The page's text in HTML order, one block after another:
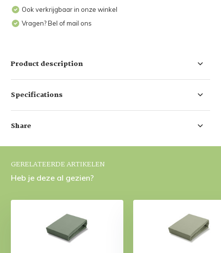
Ook verkrijgbaar in onze winkel
Vragen? Bel of mail ons
Product description
Specifications
Share
GERELATEERDE ARTIKELEN
Heb je deze al gezien?